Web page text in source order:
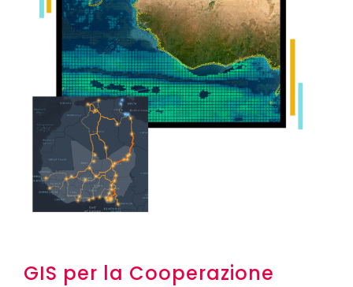
GIS per la Cooperazione